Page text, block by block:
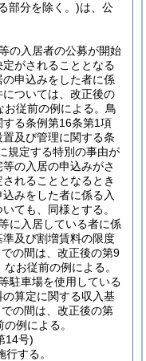
部分を除く。)は、公
の入居者の公募が開始
がされることとなる
申込みをした者に係
ついては、改正後の
従前の例による。 鳥
る条例第16条第1項
及び管理に関する条
規定する特別の事由が
の入居の申込みがさ
れることとなるとき
みをした者に係る入
ても、同様とする。
に入居している者に係
及び割増賃料の限度
の間は、改正後の第9
お従前の例による。
駐車場を使用している
算定に関する収入基
の間は、改正後の第
例による。
14号)
する。